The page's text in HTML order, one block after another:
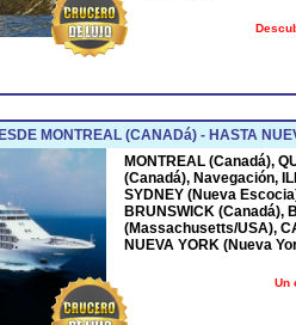
MONTREAL (CANADá) - HASTA
MONTREAL (Canadá),
(Canadá), Navegación,
SYDNEY (Nueva
BRUNSWICK (Canadá),
(Massachusetts/USA),
NUEVA YORK (Nueva
Un